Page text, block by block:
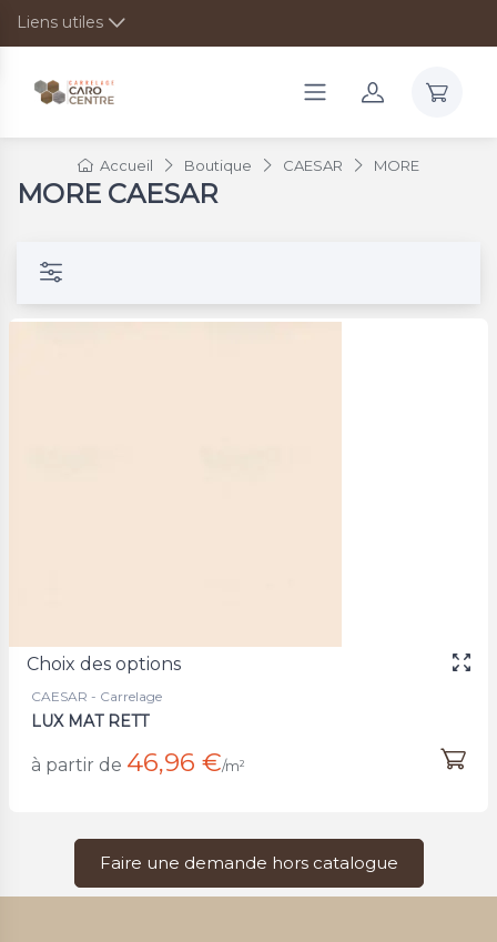
Liens utiles
Accueil Boutique CAESAR MORE
MORE CAESAR
Choix des options
CAESAR - Carrelage
LUX MAT RETT
à partir de 46,96 €/m²
Faire une demande hors catalogue